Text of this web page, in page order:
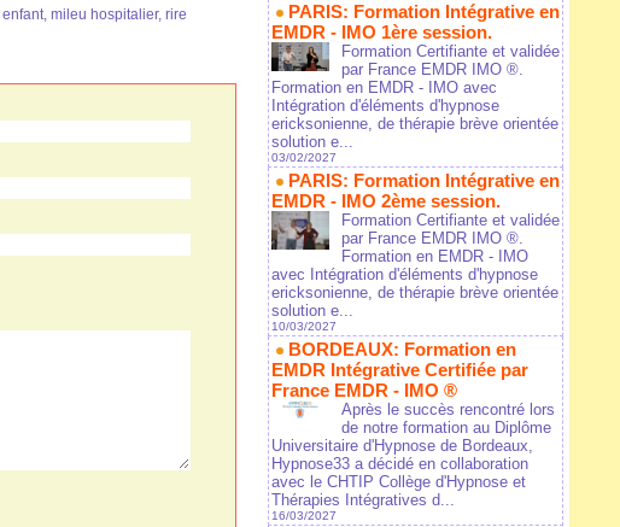
, mileu hospitalier, rire
PARIS: Formation Intégrative en
EMDR - IMO 1ère session.
Formation Certifiante et validée
par France EMDR IMO ®.
Formation en EMDR - IMO avec
Intégration d'éléments d'hypnose
ericksonienne, de thérapie brève orientée
solution e...
03/02/2027
PARIS: Formation Intégrative en
EMDR - IMO 2ème session.
Formation Certifiante et validée
par France EMDR IMO ®.
Formation en EMDR - IMO
avec Intégration d'éléments d'hypnose
ericksonienne, de thérapie brève orientée
solution e...
10/03/2027
BORDEAUX: Formation en
EMDR Intégrative Certifiée par
France EMDR - IMO ®
Après le succès rencontré lors
de notre formation au Diplôme
Universitaire d'Hypnose de Bordeaux,
Hypnose33 a décidé en collaboration
avec le CHTIP Collège d'Hypnose et
Thérapies Intégratives d...
16/03/2027